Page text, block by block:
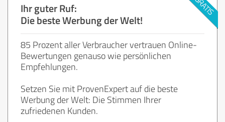
Ihr guter Ruf:
Die beste Werbung der Welt!
85 Prozent aller Verbraucher vertrauen Online-
Bewertungen genauso wie persönlichen
Empfehlungen.
Setzen Sie mit ProvenExpert auf die beste
Werbung der Welt: Die Stimmen Ihrer
zufriedenen Kunden.